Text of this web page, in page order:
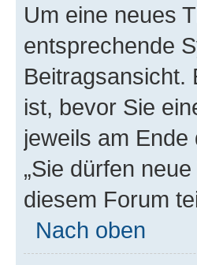
Um eine neues
entsprechende
Beitragsansicht.
ist, bevor Sie
jeweils am
„Sie dürfen
diesem Forum
Nach oben